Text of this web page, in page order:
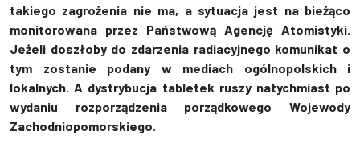
takiego zagrożenia nie ma, a sytuacja jest na bieżąco
monitorowana przez Państwową Agencję Atomistyki.
Jeżeli doszłoby do zdarzenia radiacyjnego komunikat o
tym zostanie podany w mediach ogólnopolskich i
lokalnych. A dystrybucja tabletek ruszy natychmiast po
wydaniu rozporządzenia porządkowego Wojewody
Zachodniopomorskiego.